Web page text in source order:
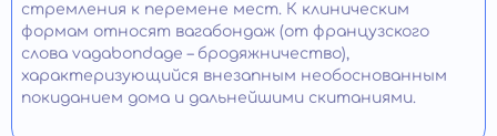
стремления к перемене мест. К клиническим
формам относят вагабондаж (от французского
слова vagabondage – бродяжничество),
характеризующийся внезапным необоснованным
покиданием дома и дальнейшими скитаниями.